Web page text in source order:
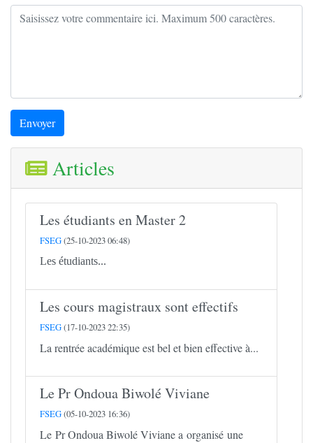
Envoyer
Articles
Les étudiants en Master 2
FSEG(25-10-2023 06:48)
Les étudiants...
Les cours magistraux sont effectifs
FSEG(17-10-2023 22:35)
La rentrée académique est bel et bien effective à...
Le Pr Ondoua Biwolé Viviane
FSEG(05-10-2023 16:36)
Le Pr Ondoua Biwolé Viviane a organisé une